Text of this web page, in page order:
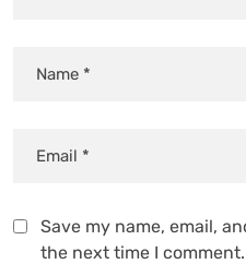
Save my name, email,
the next time I comment.